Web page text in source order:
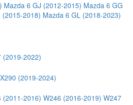
Mazda 6 GJ (2012-2015) Mazda 6 GG
(2015-2018) Mazda 6 GL (2018-2023)
(2019-2022)
X290 (2019-2024)
(2011-2016) W246 (2016-2019) W247